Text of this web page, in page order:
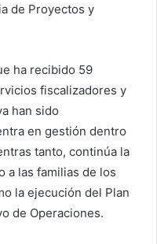
de Proyectos y
ha recibido 59
fiscalizadores y
han sido
en gestión dentro
tanto, continúa la
a las familias de los
la ejecución del Plan
de Operaciones.